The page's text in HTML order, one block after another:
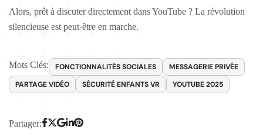
Alors, prêt à discuter directement dans YouTube ? La révolution
silencieuse est peut-être en marche.
Mots Clés: FONCTIONNALITÉS SOCIALES
MESSAGERIE PRIVÉE
PARTAGE VIDÉO
SÉCURITÉ ENFANTS VR YOUTUBE 2025
Partager: